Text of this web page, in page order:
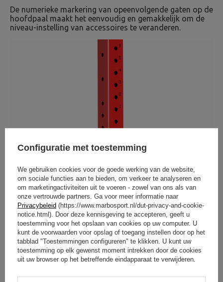
De numerieke markering van opeenvolgende gaten op de
hoofdpaal maakt het eenvoudig en gemakkelijk om de
niveau-instelling van accessoires te veranderen.
Configuratie met toestemming
We gebruiken cookies voor de goede werking van de website,
om sociale functies aan te bieden, om verkeer te analyseren en
om marketingactiviteiten uit te voeren - zowel van ons als van
onze vertrouwde partners. Ga voor meer informatie naar
Privacybeleid (https://www.marbosport.nl/dut-privacy-and-cookie-
notice.html). Door deze kennisgeving te accepteren, geeft u
toestemming voor het opslaan van cookies op uw computer. U
kunt de voorwaarden voor opslag of toegang instellen door op het
tabblad "Toestemmingen configureren" te klikken. U kunt uw
toestemming op elk gewenst moment intrekken door de cookies
uit uw browser op het betreffende eindapparaat te verwijderen.